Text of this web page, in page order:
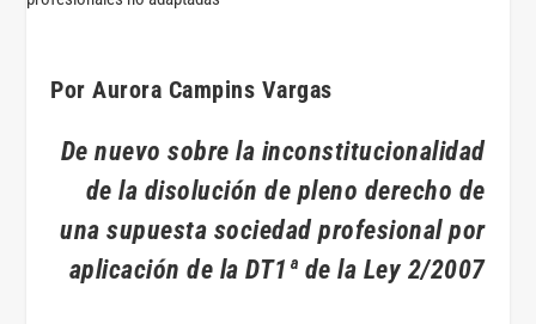
Por Aurora Campins Vargas
De nuevo sobre la inconstitucionalidad
de la disolución de pleno derecho de
una supuesta sociedad profesional por
aplicación de la DT1ª de la Ley 2/2007